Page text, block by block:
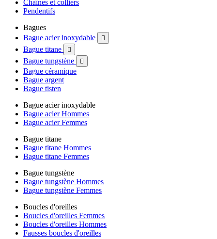
Chaînes et colliers
Pendentifs
Bagues
Bague acier inoxydable

Bague titane 
Bague tungstène 
Bague céramique
Bague argent
Bague tisten
Bague acier inoxydable
Bague acier Hommes
Bague acier Femmes
Bague titane
Bague titane Hommes
Bague titane Femmes
Bague tungstène
Bague tungstène Hommes
Bague tungstène Femmes
Boucles d'oreilles
Boucles d'oreilles Femmes
Boucles d'oreilles Hommes
Fausses boucles d'oreilles